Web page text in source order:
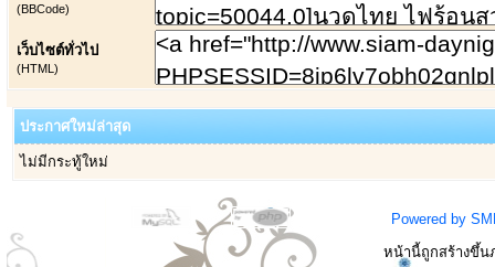
(BBCode)
เว็บไซต์ทั่วไป
(HTML)
ประกาศใหม่ล่าสุด
ไม่มีกระทู้ใหม่
Powered by
หน้านี้ถูกสร้างขึ้น